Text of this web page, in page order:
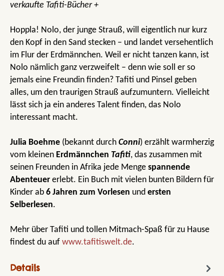
verkaufte Tafiti-Bücher +
Hoppla! Nolo, der junge Strauß, will eigentlich nur kurz
den Kopf in den Sand stecken – und landet versehentlich
im Flur der Erdmännchen. Weil er nicht tanzen kann, ist
Nolo nämlich ganz verzweifelt – denn wie soll er so
jemals eine Freundin finden? Tafiti und Pinsel geben
alles, um den traurigen Strauß aufzumuntern. Vielleicht
lässt sich ja ein anderes Talent finden, das Nolo
interessant macht.
Julia Boehme (bekannt durch Conni) erzählt warmherzig
vom kleinen Erdmännchen Tafiti, das zusammen mit
seinen Freunden in Afrika jede Menge spannende
Abenteuer erlebt. Ein Buch mit vielen bunten Bildern für
Kinder ab 6 Jahren zum Vorlesen und ersten
Selberlesen.
Mehr über Tafiti und tollen Mitmach-Spaß für zu Hause
findest du auf www.tafitiswelt.de.
Details